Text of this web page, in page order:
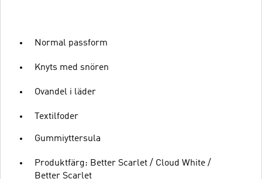
Normal passform
Knyts med snören
Ovandel i läder
Textilfoder
Gummiyttersula
Produktfärg: Better Scarlet / Cloud White /
Better Scarlet